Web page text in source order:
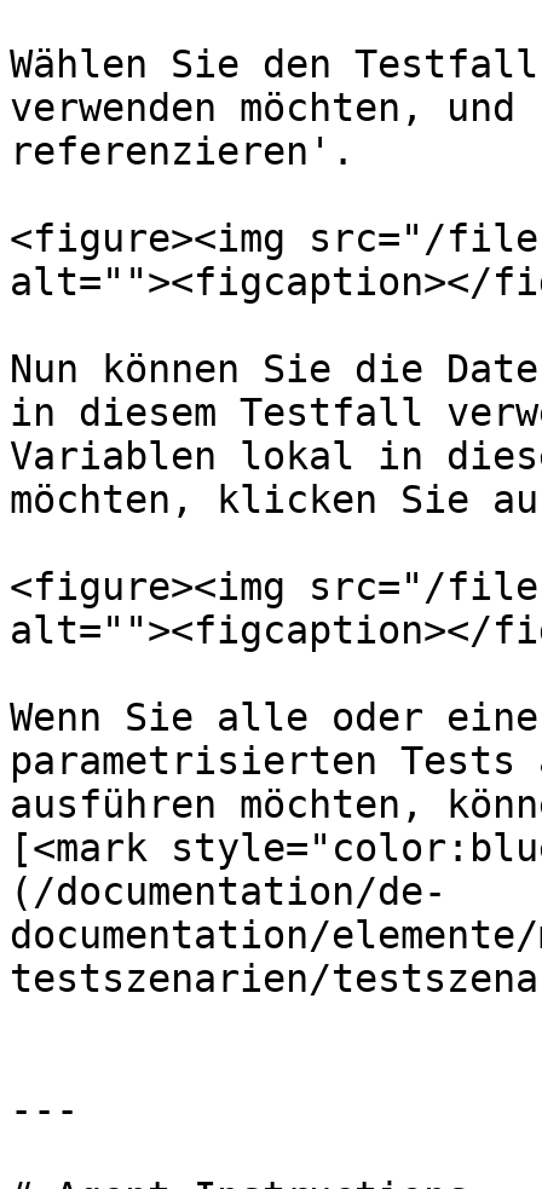
Wählen Sie den
verwenden möchten,
referenzieren'.
<figure><img src="/files/
alt=""><figcaption></
Nun können Sie die
in diesem Testfall
Variablen lokal in
möchten, klicken Sie
<figure><img src="/files/
alt=""><figcaption></
Wenn Sie alle oder eine
parametrisierten Tests
ausführen möchten,
[<mark
(/documentation/de-
documentation/elemente/
testszenarien/
---